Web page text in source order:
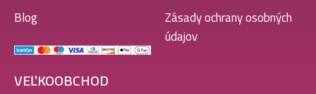
Blog
Zásady ochrany osobných
údajov
VEĽKOOBCHOD